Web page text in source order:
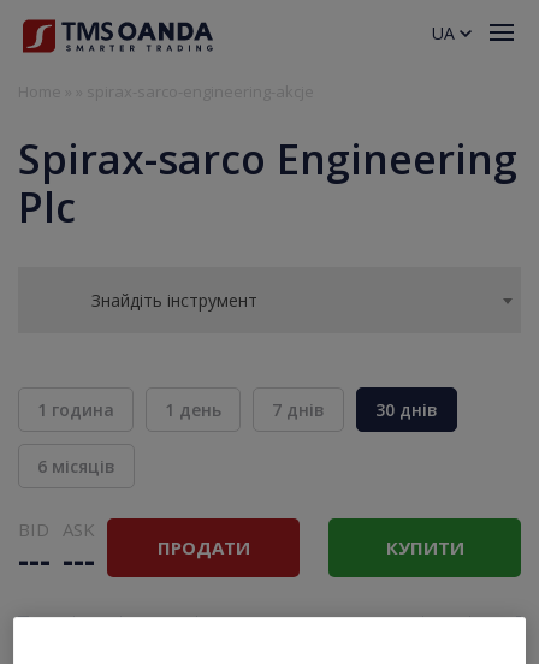
Spirax-sarco Engineering
Plc
Знайдіть інструмент
1 година 1 день 7 днів 30 днів
6 місяців
BID
---
ASK
--- ПРОДАТИ КУПИТИ
UA